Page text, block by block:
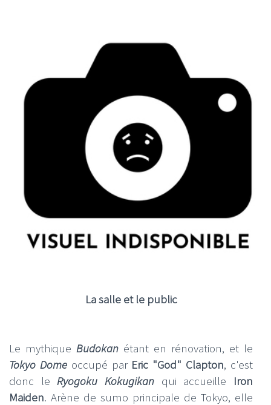
La salle et le public
Le mythique Budokan étant en rénovation, et le
Tokyo Domeoccupé par Eric "God" Clapton, c'est
donc le Ryogoku Kokugikan qui accueille Iron
Maiden. Arène de sumo principale de Tokyo, elle